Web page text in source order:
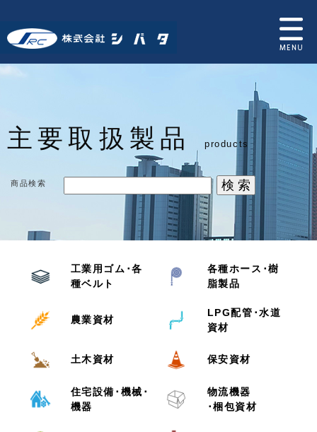
主要取扱製品 products
商品検索
工業用ゴム･各
種ベルト
各種ホース･樹
脂製品
農業資材
LPG配管･水道
資材
土木資材 保安資材
住宅設備･機械･
機器
物流機器
･梱包資材